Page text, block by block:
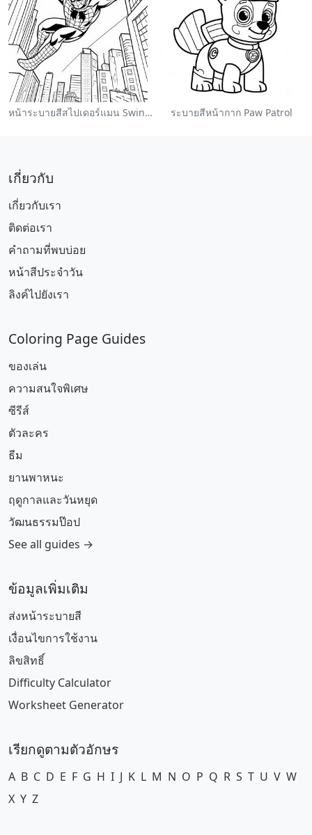
หน้าระบายสีสไปเดอร์แมน Swinging ผ่านเมือง ระบายสีหน้ากาก Paw Patrol
เกี่ยวกับ
เกี่ยวกับเรา
ติดต่อเรา
คำถามที่พบบ่อย
หน้าสีประจำวัน
ลิงค์ไปยังเรา
Coloring Page Guides
ของเล่น
ความสนใจพิเศษ
ซีรีส์
ตัวละคร
ธีม
ยานพาหนะ
ฤดูกาลและวันหยุด
วัฒนธรรมป๊อป
See all guides →
ข้อมูลเพิ่มเติม
ส่งหน้าระบายสี
เงื่อนไขการใช้งาน
ลิขสิทธิ์
Difficulty Calculator
Worksheet Generator
เรียกดูตามตัวอักษร
A B C D E F G H I J K L M N O P Q R S T U V W
X Y Z